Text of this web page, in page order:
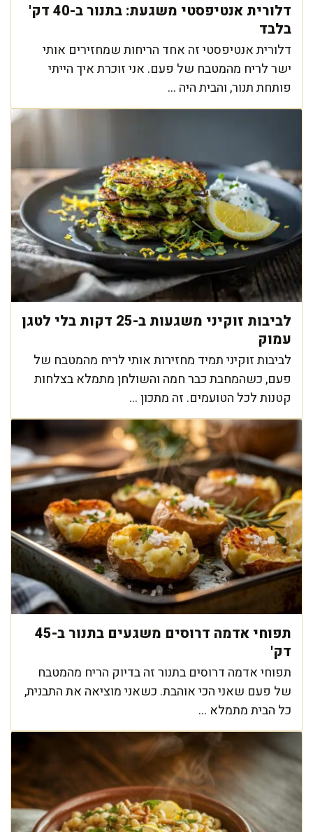
דלורית אנטיפסטי משגעת: בתנור ב-40 דק'
בלבד
דלורית אנטיפסטי זה אחד הריחות שמחזירים אותי
ישר לריח מהמטבח של פעם. אני זוכרת איך הייתי
פותחת תנור, והבית היה ...
לביבות זוקיני משגעות ב-25 דקות בלי לטגן
עמוק
לביבות זוקיני תמיד מחזירות אותי לריח מהמטבח של
פעם, כשהמחבת כבר חמה והשולחן מתמלא בצלחות
קטנות לכל הטועמים. זה מתכון ...
תפוחי אדמה דרוסים משגעים בתנור ב-45
דק'
תפוחי אדמה דרוסים בתנור זה בדיוק הריח מהמטבח
של פעם שאני הכי אוהבת. כשאני מוציאה את התבנית,
כל הבית מתמלא ...